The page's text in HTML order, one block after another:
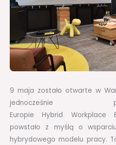
9 maja zostało otwarte w
Europie Hybrid Workplace
powstało z myślą o
hybrydowego modelu pracy.